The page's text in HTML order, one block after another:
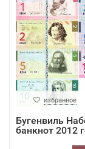
избранное
Бугенвиль
банкнот 2012